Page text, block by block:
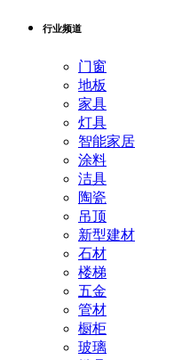
行业频道
门窗
地板
家具
灯具
智能家居
涂料
洁具
陶瓷
吊顶
新型建材
石材
楼梯
五金
管材
橱柜
玻璃